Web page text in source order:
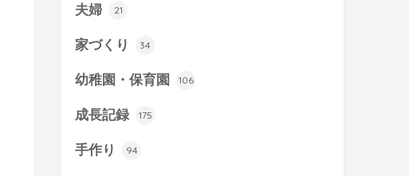
夫婦 21
家づくり 34
幼稚園・保育園 106
成長記録 175
手作り 94